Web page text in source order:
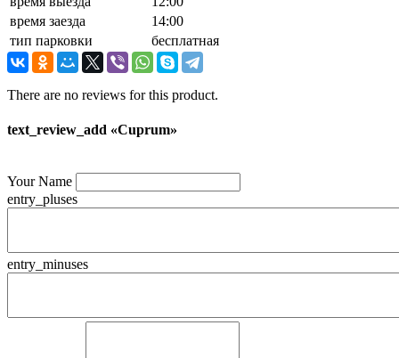
время заезда
14:00
тип парковки
бесплатная
There are no reviews for this product.
text_review_add «Cuprum»
Your Name
entry_pluses
entry_minuses